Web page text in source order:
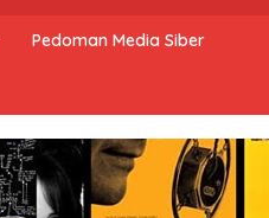
Pedoman Media Siber